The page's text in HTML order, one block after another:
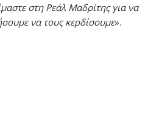
στη Ρεάλ Μαδρίτης για να
να τους κερδίσουμε».